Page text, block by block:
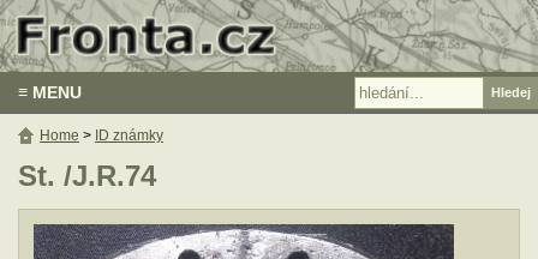
≡ MENU
St. /J.R.74
Home > ID známky